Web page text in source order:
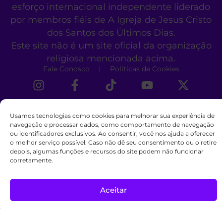
Usamos tecnologias como cookies para melhorar sua experiência de
navegação e processar dados, como comportamento de navegação
ou identificadores exclusivos. Ao consentir, você nos ajuda a oferecer
o melhor serviço possível. Caso não dê seu consentimento ou o retire
depois, algumas funções e recursos do site podem não funcionar
corretamente.
Aceitar
esforço internacional independente liderado
por membros fiéis de A Igreja de Jesus Cristo
dos Santos dos Últimos Dias.
Este site não é um site oficial da organização
religiosa mencionada acima.
Fale Conosco Políticas de Cookies